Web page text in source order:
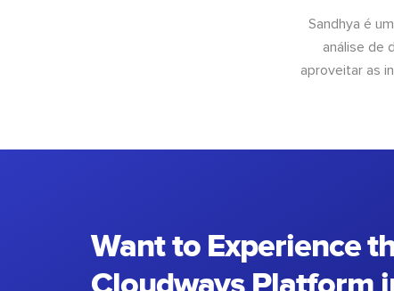
Sandhya é
análise de
aproveitar as
Want to Experience